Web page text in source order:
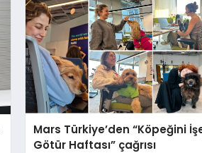
Mars Türkiye’den “Köpeğini
Götür Haftası” çağrısı